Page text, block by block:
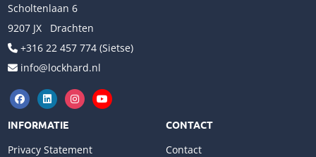
Scholtenlaan 6
9207 JX Drachten
+316 22 457 774 (Sietse)
info@lockhard.nl
INFORMATIE
Privacy Statement
CONTACT
Contact